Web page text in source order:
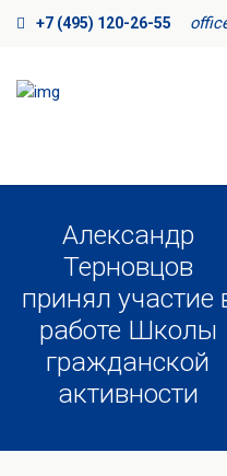
+7 (495) 120-26-55
Александр
Терновцов
принял участие
работе Школы
гражданской
активности